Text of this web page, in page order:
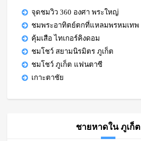
จุดชมวิว 360 องศา พระใหญ่
ชมพระอาทิตย์ตกที่แหลมพรหมเทพ
คุ้มเสือ ไทเกอร์คิงดอม
ชมโชว์ สยามนิรมิตร ภูเก็ต
ชมโชว์ ภูเก็ต แฟนตาซี
เกาะตาชัย
ชายหาดใน ภูเก็ต